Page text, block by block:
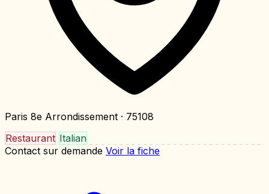
Paris 8e Arrondissement · 75108
Restaurant Italian
Contact sur demande Voir la fiche